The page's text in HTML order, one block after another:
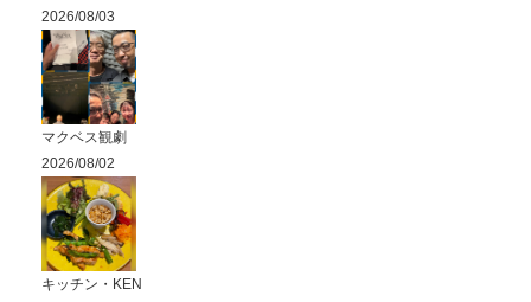
2026/08/03
マクベス観劇
2026/08/02
キッチン・KEN